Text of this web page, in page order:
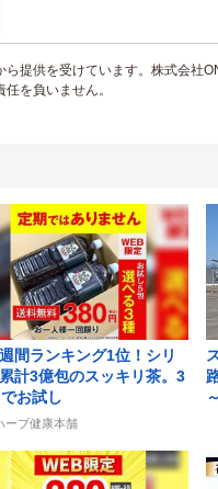
提供を受けています。株式会社
を負いません。
間ランキング1位！シリ
計3億包のスッキリ茶。3
お試し
ーブ健康本舗